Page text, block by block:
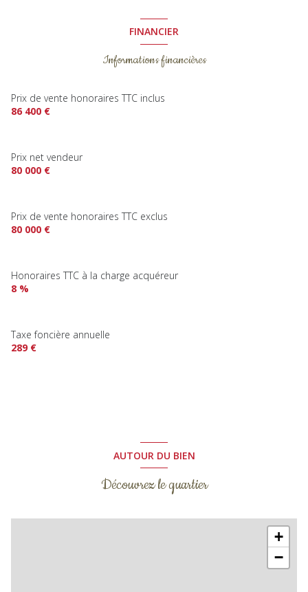
FINANCIER
Informations financières
Prix de vente honoraires TTC inclus
86 400 €
Prix net vendeur
80 000 €
Prix de vente honoraires TTC exclus
80 000 €
Honoraires TTC à la charge acquéreur
8 %
Taxe foncière annuelle
289 €
AUTOUR DU BIEN
Découvrez le quartier
+
−